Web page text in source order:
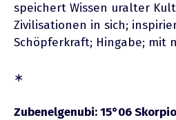
speichert Wissen uralter
Zivilisationen in sich;
Schöpferkraft; Hingabe; mit
∗
Zubenelgenubi: 15°06